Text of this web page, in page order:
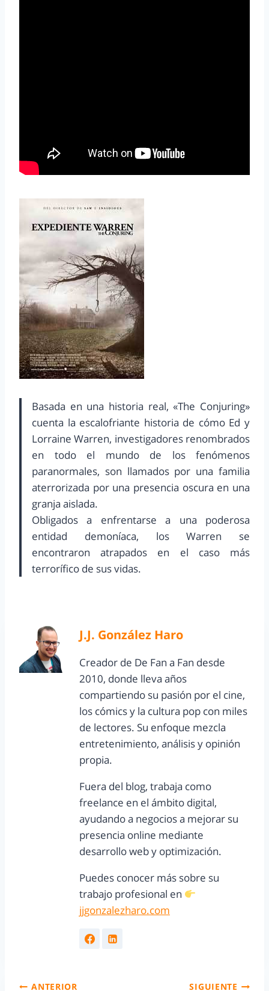
Basada en una historia real, «The Conjuring»
cuenta la escalofriante historia de cómo Ed y
Lorraine Warren, investigadores renombrados
en todo el mundo de los fenómenos
paranormales, son llamados por una familia
aterrorizada por una presencia oscura en una
granja aislada.
Obligados a enfrentarse a una poderosa
entidad demoníaca, los Warren se
encontraron atrapados en el caso más
terrorífico de sus vidas.
J.J. González Haro
Creador de De Fan a Fan desde
2010, donde lleva años
compartiendo su pasión por el cine,
los cómics y la cultura pop con miles
de lectores. Su enfoque mezcla
entretenimiento, análisis y opinión
propia.
Fuera del blog, trabaja como
freelance en el ámbito digital,
ayudando a negocios a mejorar su
presencia online mediante
desarrollo web y optimización.
Puedes conocer más sobre su
trabajo profesional en
jjgonzalezharo.com
ANTERIOR SIGUIENTE